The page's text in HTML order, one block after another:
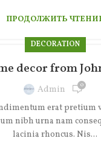
ПРОДОЛЖИТЬ
DECORATION
decor from
Admin 0
erat pretium
nibh urna nam
lacinia rhoncus. Nis...